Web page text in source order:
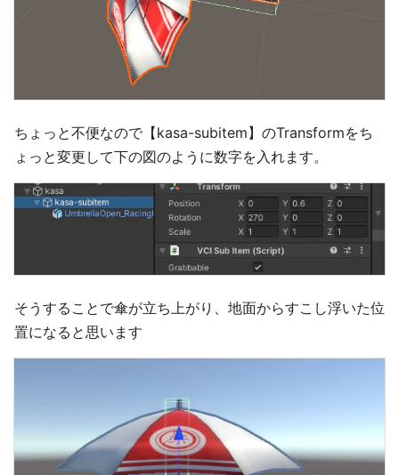
ちょっと不便なので【kasa-subitem】のTransformをち
ょっと変更して下の図のように数字を入れます。
そうすることで傘が立ち上がり、地面からすこし浮いた位
置になると思います